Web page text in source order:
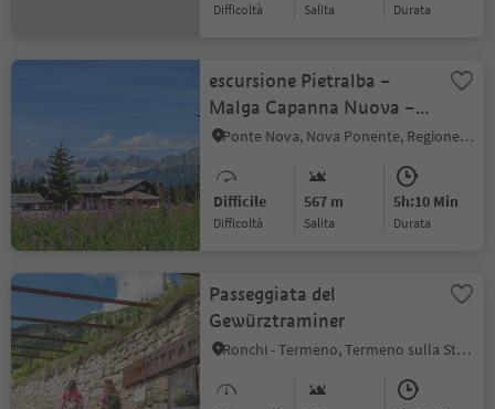
Difficoltà Salita durata
escursione Pietralba –
Malga Capanna Nuova –
Malga Ora
Ponte Nova, Nova Ponente, Regione dolomitica Val d'Ega
Difficile
Difficoltà
567 m
Salita
5h:10 Min
durata
Passeggiata del
Gewürztraminer
Ronchi - Termeno, Termeno sulla Strada del Vino, Strada del Vino